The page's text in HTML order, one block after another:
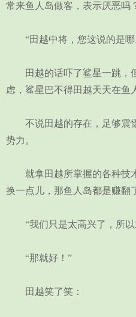
常来鱼人岛做客，表示厌恶吗
“田越中将，您这说的是哪
田越的话吓了鲨星一跳，
虑，鲨星巴不得田越天天在鱼
不说田越的存在，足够震
势力。
就拿田越所掌握的各种技
换一点儿，那鱼人岛都是赚翻
“我们只是太高兴了，所以
“那就好！”
田越笑了笑：